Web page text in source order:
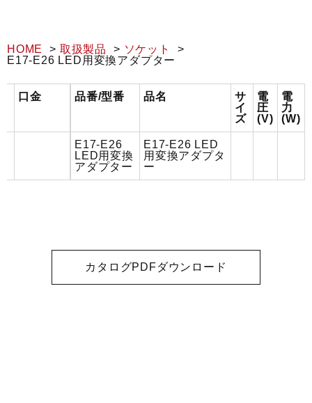
HOME 取扱製品
ソケット
E17-E26 LED用変換アダプター
口金 品番/型番 品名
サ
イ
ズ
電
圧
(V)
電
力
(W)
E17-E26
LED用変換
アダプター
E17-E26 LED
用変換アダプタ
ー
カタログPDFダウンロード